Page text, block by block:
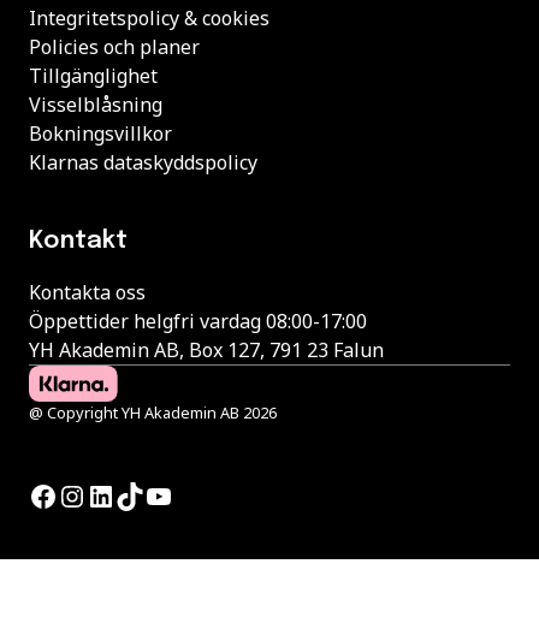
Integritetspolicy & cookies
Policies och planer
Tillgänglighet
Visselblåsning
Bokningsvillkor
Klarnas dataskyddspolicy
Kontakt
Kontakta oss
Öppettider helgfri vardag 08:00-17:00
YH Akademin AB, Box 127, 791 23 Falun
@ Copyright YH Akademin AB 2026
Facebook
Instagram
LinkedIn
TikTok
YouTube